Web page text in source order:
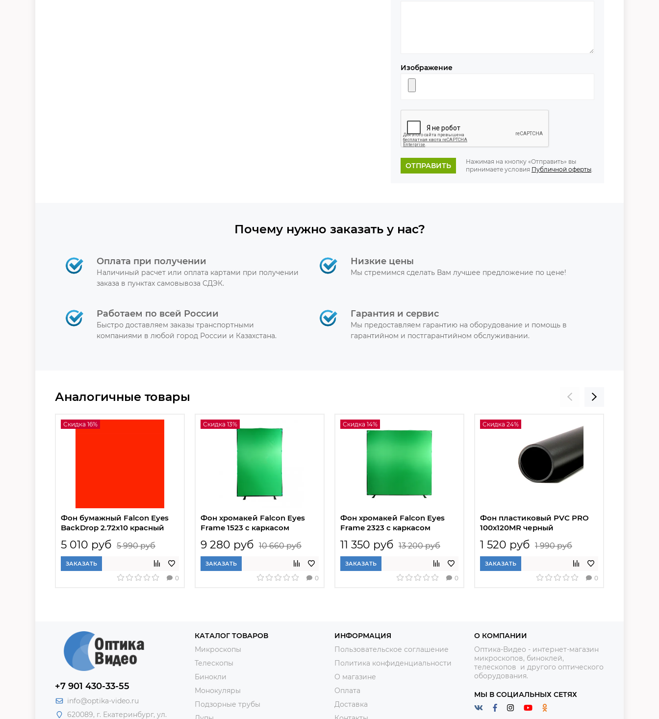
Изображение
ОТПРАВИТЬ
Нажимая на кнопку «Отправить» вы
принимаете условия Публичной оферты
Почему нужно заказать у нас?
Оплата при получении
Наличиный расчет или оплата картами при получении
заказа в пунктах самовывоза СДЭК.
Низкие цены
Мы стремимся сделать Вам лучшее предложение по цене!
Работаем по всей России
Быстро доставляем заказы транспортными
компаниями в любой город России и Казахстана.
Гарантия и сервис
Мы предоставляем гарантию на оборудование и помощь в
гарантийном и постгарантийном обслуживании.
Аналогичные товары
Скидка 16%
Фон бумажный Falcon Eyes
BackDrop 2.72x10 красный
5 010 руб 5 990 руб
ЗАКАЗАТЬ
0
Скидка 13%
Фон хромакей Falcon Eyes
Frame 1523 с каркасом
9 280 руб 10 660 руб
ЗАКАЗАТЬ
0
Скидка 14%
Фон хромакей Falcon Eyes
Frame 2323 с каркасом
11 350 руб 13 200 руб
ЗАКАЗАТЬ
0
Скидка 24%
Фон пластиковый PVC PRO
100х120MR черный
1 520 руб 1 990 руб
ЗАКАЗАТЬ
0
+7 901 430-33-55
info@optika-video.ru
620089, г. Екатеринбург, ул.
КАТАЛОГ ТОВАРОВ
Микроскопы
Телескопы
Бинокли
Монокуляры
Подзорные трубы
ИНФОРМАЦИЯ
Пользовательское соглашение
Политика конфиденциальности
О магазине
Оплата
Доставка
О КОМПАНИИ
Оптика-Видео - интернет-магазин
микроскопов, биноклей,
телескопов и другого оптического
оборудования.
МЫ В СОЦИАЛЬНЫХ СЕТЯХ